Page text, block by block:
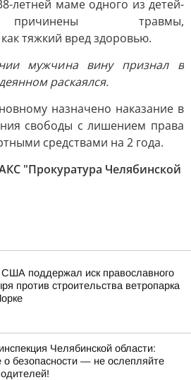
летней маме одного из детей-
причинены травмы,
тяжкий вред здоровью.
мужчина вину признал в
раскаялся.
назначено наказание в
свободы с лишением права
средствами на 2 года.
"Прокуратура Челябинской
поддержал иск православного
против строительства ветропарка
Челябинской области:
о безопасности — не ослепляйте